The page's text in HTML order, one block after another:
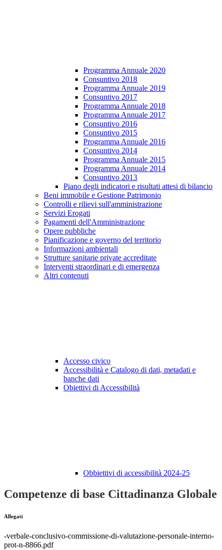
Programma Annuale 2020
Consuntivo 2018
Programma Annuale 2019
Consuntivo 2017
Programma Annuale 2018
Programma Annuale 2017
Consuntivo 2016
Consuntivo 2015
Programma Annuale 2016
Consuntivo 2014
Programma Annuale 2015
Programma Annuale 2014
Consuntivo 2013
Piano degli indicatori e risultati attesi di bilancio
Beni immobile e Gestione Patrimonio
Controlli e rilievi sull'amministrazione
Servizi Erogati
Pagamenti dell'Amministrazione
Opere pubbliche
Pianificazione e governo del territorio
Informazioni ambientali
Strutture sanitarie private accreditate
Interventi straordinari e di emergenza
Altri contenuti
Accesso civico
Accessibilità e Catalogo di dati, metadati e
banche dati
Obiettivi di Accessibilità
Obbiettivi di accessibilità 2024-25
Competenze di base Cittadinanza Globale
Allegati
-verbale-conclusivo-commissione-di-valutazione-personale-interno-
prot-n-8866.pdf